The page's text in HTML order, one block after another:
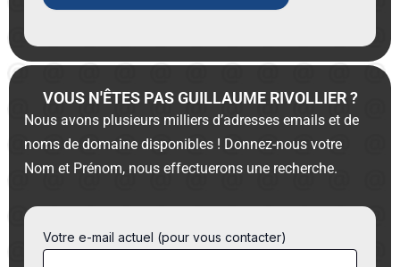
VOUS N'ÊTES PAS GUILLAUME RIVOLLIER ?
Nous avons plusieurs milliers d’adresses emails et de
noms de domaine disponibles ! Donnez-nous votre
Nom et Prénom, nous effectuerons une recherche.
Votre e-mail actuel (pour vous contacter)